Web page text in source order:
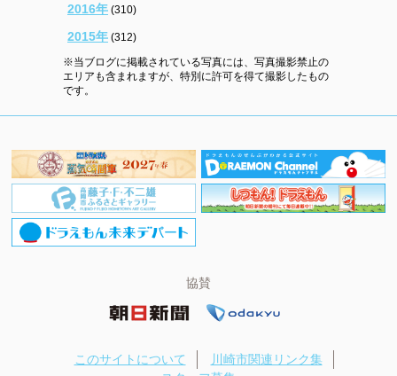
2016年 (310)
2015年 (312)
※当ブログに掲載されている写真には、写真撮影禁止の
エリアも含まれますが、特別に許可を得て撮影したもの
です。
協賛
このサイトについて
川崎市関連リンク集